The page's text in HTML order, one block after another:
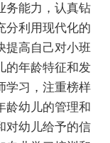
务能力，认真钻
分利用现代化的
提高自己对小班
的年龄特征和发
学习，注重榜样
龄幼儿的管理和
对幼儿给予的信